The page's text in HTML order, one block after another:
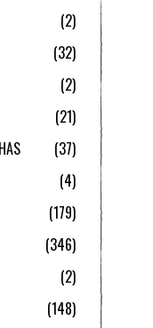
2
32
2
21
37
4
179
346
2
148